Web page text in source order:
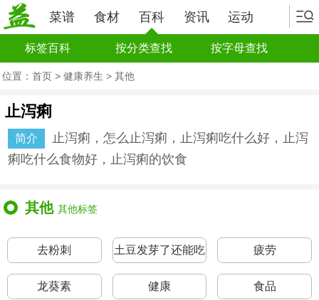
菜谱 食材 百科 资讯 运动
标签百科 按分类查找 按字母查找
位置： 首页 > 健康养生 > 其他
止泻痢
简介
止泻痢，怎么止泻痢，止泻痢吃什么好，止泻
痢吃什么食物好，止泻痢的饮食
其他 其他标签
去粉刺
土豆发芽了还能吃
吗
疲劳
龙葵素 健康 食品